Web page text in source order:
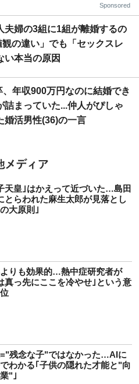
Sponsored
夫婦の3組に1組が離婚するの
観の違い」でも「セックスレ
い本当の原因
、年収900万円なのに結婚でき
詰まっていた...仲人がぴしゃ
婚活男性(36)の一言
天皇｣はかえって近づいた…島田
とらわれた麻生太郎が見落とし
大原則｣
りも効果的…熱中症研究者が
真っ先にここを冷やせ｣という意
残念な子"ではなかった…AIに
わかる｢子供の隠れた才能と"向
"｣